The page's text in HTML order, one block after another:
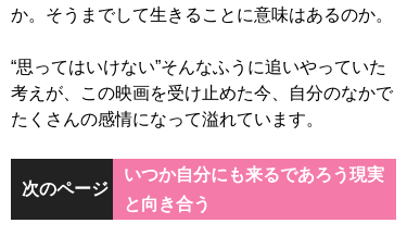
か。そうまでして生きることに意味はあるのか。
“思ってはいけない”そんなふうに追いやっていた
考えが、この映画を受け止めた今、自分のなかで
たくさんの感情になって溢れています。
次のページ
いつか自分にも来るであろう現実
と向き合う